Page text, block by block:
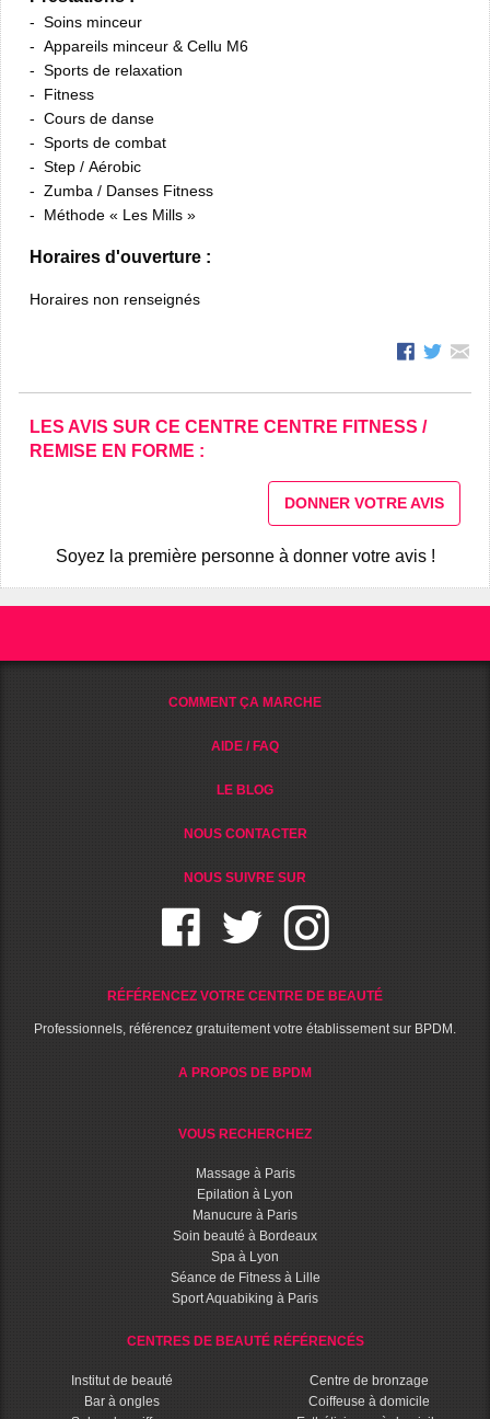
Soins minceur
Appareils minceur & Cellu M6
Sports de relaxation
Fitness
Cours de danse
Sports de combat
Step / Aérobic
Zumba / Danses Fitness
Méthode « Les Mills »
Horaires d'ouverture :
Horaires non renseignés
LES AVIS SUR CE CENTRE CENTRE FITNESS /
REMISE EN FORME :
DONNER VOTRE AVIS
Soyez la première personne à donner votre avis !
COMMENT ÇA MARCHE
AIDE / FAQ
LE BLOG
NOUS CONTACTER
NOUS SUIVRE SUR
RÉFÉRENCEZ VOTRE CENTRE DE BEAUTÉ
Professionnels, référencez gratuitement votre établissement sur BPDM.
A PROPOS DE BPDM
VOUS RECHERCHEZ
Massage à Paris
Epilation à Lyon
Manucure à Paris
Soin beauté à Bordeaux
Spa à Lyon
Séance de Fitness à Lille
Sport Aquabiking à Paris
CENTRES DE BEAUTÉ RÉFÉRENCÉS
Institut de beauté
Bar à ongles
Centre de bronzage
Coiffeuse à domicile